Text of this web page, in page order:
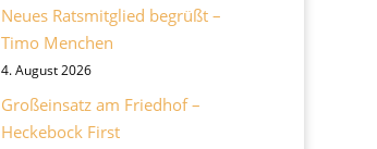
Neues Ratsmitglied begrüßt –
Timo Menchen
4. August 2026
Großeinsatz am Friedhof –
Heckebock First